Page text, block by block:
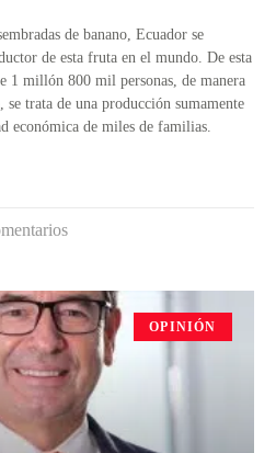
de banano, Ecuador se
de esta fruta en el mundo. De esta
1 millón 800 mil personas, de manera
trata de una producción sumamente
económica de miles de familias.
OPINIÓN